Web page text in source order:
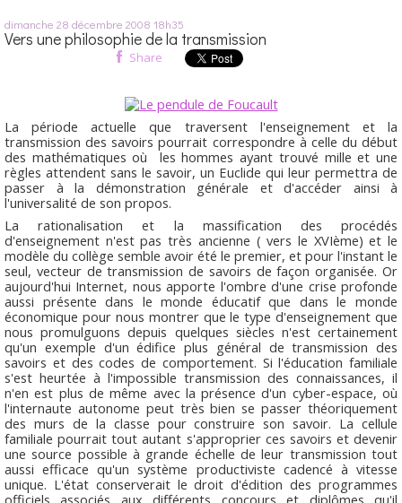
dimanche 28 décembre 2008 18h35
Vers une philosophie de la transmission
Share
La période actuelle que traversent l'enseignement et la
transmission des savoirs pourrait correspondre à celle du début
des mathématiques où les hommes ayant trouvé mille et une
règles attendent sans le savoir, un Euclide qui leur permettra de
passer à la démonstration générale et d'accéder ainsi à
l'universalité de son propos.
La rationalisation et la massification des procédés
d'enseignement n'est pas très ancienne ( vers le XVIème) et le
modèle du collège semble avoir été le premier, et pour l'instant le
seul, vecteur de transmission de savoirs de façon organisée. Or
aujourd'hui Internet, nous apporte l'ombre d'une crise profonde
aussi présente dans le monde éducatif que dans le monde
économique pour nous montrer que le type d'enseignement que
nous promulguons depuis quelques siècles n'est certainement
qu'un exemple d'un édifice plus général de transmission des
savoirs et des codes de comportement. Si l'éducation familiale
s'est heurtée à l'impossible transmission des connaissances, il
n'en est plus de même avec la présence d'un cyber-espace, où
l'internaute autonome peut très bien se passer théoriquement
des murs de la classe pour construire son savoir. La cellule
familiale pourrait tout autant s'approprier ces savoirs et devenir
une source possible à grande échelle de leur transmission tout
aussi efficace qu'un système productiviste cadencé à vitesse
unique. L'état conserverait le droit d'édition des programmes